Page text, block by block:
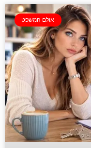
אולם המשפט